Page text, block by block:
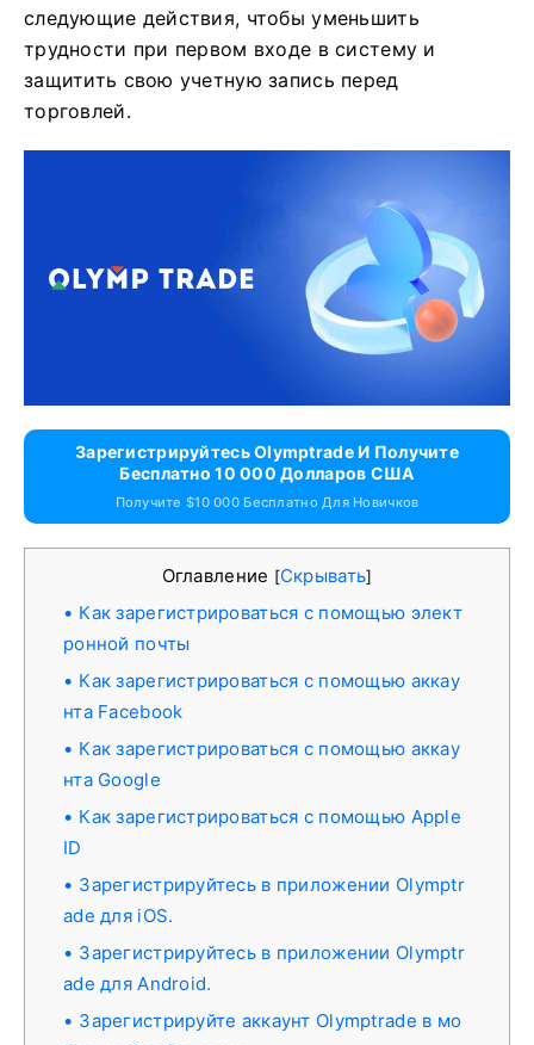
следующие действия, чтобы уменьшить
трудности при первом входе в систему и
защитить свою учетную запись перед
торговлей.
Зарегистрируйтесь Olymptrade И Получите
Бесплатно 10 000 Долларов США
Получите $10 000 Бесплатно Для Новичков
Оглавление [Скрывать]
Как зарегистрироваться с помощью элект
ронной почты
Как зарегистрироваться с помощью аккау
нта Facebook
Как зарегистрироваться с помощью аккау
нта Google
Как зарегистрироваться с помощью Apple
ID
Зарегистрируйтесь в приложении Olymptr
ade для iOS.
Зарегистрируйтесь в приложении Olymptr
ade для Android.
Зарегистрируйте аккаунт Olymptrade в мо